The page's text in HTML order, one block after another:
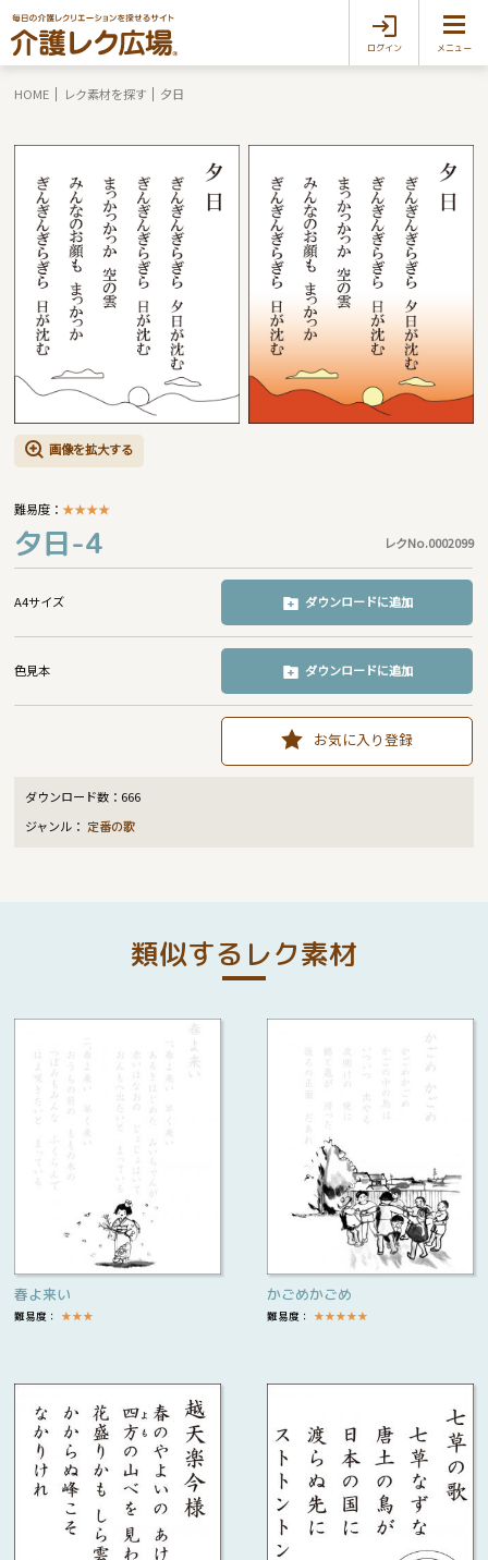
ログイン メニュー
HOME レク素材を探す 夕日
画像を拡大する
難易度：★★★★
夕日-4 レクNo.0002099
A4サイズ ダウンロードに追加
色見本 ダウンロードに追加
お気に入り登録
ダウンロード数： 666
ジャンル： 定番の歌
類似するレク素材
春よ来い
難易度： ★★★
かごめかごめ
難易度： ★★★★★